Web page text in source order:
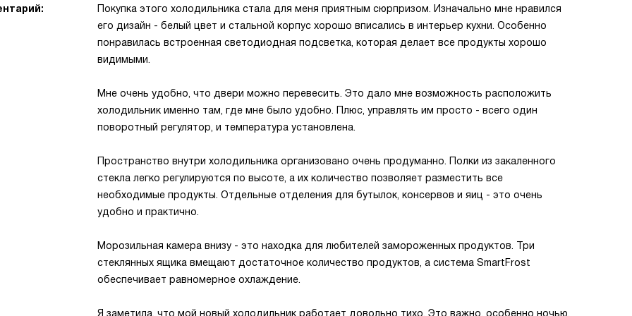
Покупка этого холодильника стала для меня приятным сюрпризом. Изначально мне нравился
его дизайн - белый цвет и стальной корпус хорошо вписались в интерьер кухни. Особенно
понравилась встроенная светодиодная подсветка, которая делает все продукты хорошо
видимыми.
Мне очень удобно, что двери можно перевесить. Это дало мне возможность расположить
холодильник именно там, где мне было удобно. Плюс, управлять им просто - всего один
поворотный регулятор, и температура установлена.
Пространство внутри холодильника организовано очень продуманно. Полки из закаленного
стекла легко регулируются по высоте, а их количество позволяет разместить все
необходимые продукты. Отдельные отделения для бутылок, консервов и яиц - это очень
удобно и практично.
Морозильная камера внизу - это находка для любителей замороженных продуктов. Три
стеклянных ящика вмещают достаточное количество продуктов, а система SmartFrost
обеспечивает равномерное охлаждение.
Я заметила, что мой новый холодильник работает довольно тихо. Это важно, особенно ночью,